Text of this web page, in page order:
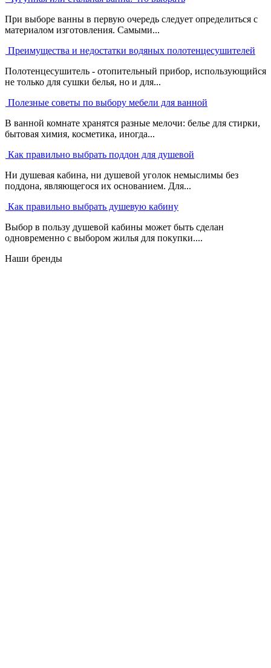
При выборе ванны в первую очередь следует определиться с
материалом изготовления. Самыми...
Преимущества и недостатки водяных полотенцесушителей
Полотенцесушитель - отопительный прибор, использующийся
не только для сушки белья, но и для...
Полезные советы по выбору мебели для ванной
В ванной комнате хранятся разные мелочи: белье для стирки,
бытовая химия, косметика, иногда...
Как правильно выбрать поддон для душевой
Ни душевая кабина, ни душевой уголок немыслимы без
поддона, являющегося их основанием. Для...
Как правильно выбрать душевую кабину
Выбор в пользу душевой кабины может быть сделан
одновременно с выбором жилья для покупки....
Наши бренды